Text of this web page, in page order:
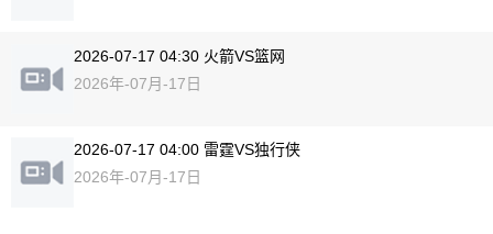
2026-07-17 04:30 火箭VS篮网
2026年-07月-17日
2026-07-17 04:00 雷霆VS独行侠
2026年-07月-17日